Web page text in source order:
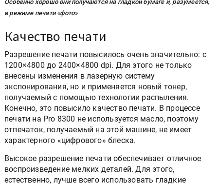
Особенно хорошо они получаются на гладкой бумаге и, разумеется,
в режиме печати «фото»
Качество печати
Разрешение печати повысилось очень значительно: с
1200×4800 до 2400×4800 dpi. Для этого не только
внесены изменения в лазерную систему
экспонирования, но и применяется новый тонер,
получаемый с помощью технологии распыления.
Конечно, это повысило качество печати. В процессе
печати на Pro 8300 не используется масло, поэтому
отпечаток, получаемый на этой машине, не имеет
характерного «цифрового» блеска.
Высокое разрешение печати обеспечивает отличное
воспроизведение мелких деталей. Для этого,
естественно, лучше всего использовать гладкие